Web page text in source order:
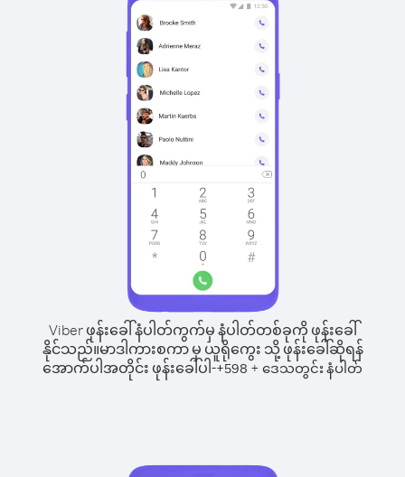
Viber ဖုန်းခေါ်နံပါတ်ကွက်မှ နံပါတ်တစ်ခုကို ဖုန်းခေါ်
နိုင်သည်။မာဒါကားစကာ မှ ယူရိုကွေး သို့ ဖုန်းခေါ်ဆိုရန်
အောက်ပါအတိုင်း ဖုန်းခေါ်ပါ-+598 + ဒေသတွင်း နံပါတ်